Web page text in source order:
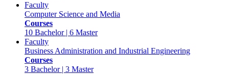
Faculty
Computer Science and Media
Courses
10 Bachelor | 6 Master
Faculty
Business Administration and Industrial Engineering
Courses
3 Bachelor | 3 Master